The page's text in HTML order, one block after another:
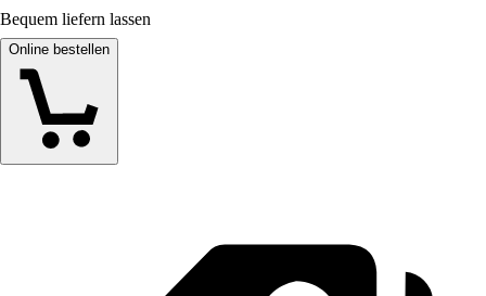
Bequem liefern lassen
Online bestellen